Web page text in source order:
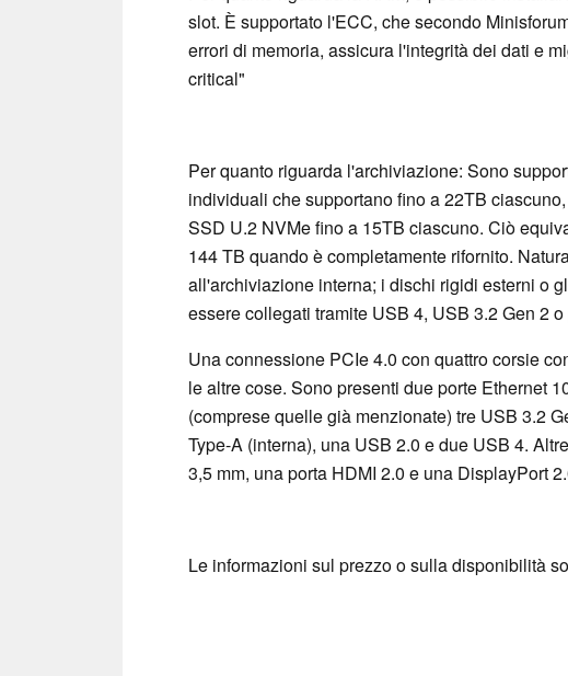
slot. È supportato l'ECC, che secondo
errori di memoria, assicura l'integrità dei dati e
critical"
Per quanto riguarda l'archiviazione: Sono
individuali che supportano fino a 22TB
SSD U.2 NVMe fino a 15TB ciascuno. Ciò
144 TB quando è completamente rifornito.
all'archiviazione interna; i dischi rigidi esterni o
essere collegati tramite USB 4, USB 3.2 Gen 2
Una connessione PCIe 4.0 con quattro corsie
le altre cose. Sono presenti due porte Ethernet
(comprese quelle già menzionate) tre USB 3.2
Type-A (interna), una USB 2.0 e due USB 4.
3,5 mm, una porta HDMI 2.0 e una DisplayPort
Le informazioni sul prezzo o sulla disponibilità